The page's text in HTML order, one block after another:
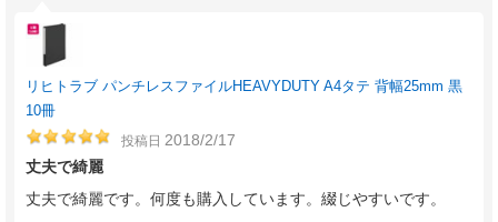
リヒトラブ パンチレスファイルHEAVYDUTY A4タテ 背幅25mm 黒
10冊
投稿日 2018/2/17
丈夫で綺麗
丈夫で綺麗です。何度も購入しています。綴じやすいです。